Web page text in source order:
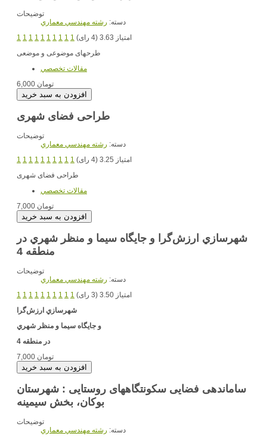
توضیحات
دسته: رشته مهندسي معماري
1 1 1 1 1 1 1 1 1 1
امتیاز 3.63 (4 رای)
طرحهای موضوعی و موضعی
مقالات تخصصي
6,000 تومان
طراحی فضای شهری
توضیحات
دسته: رشته مهندسي معماري
1 1 1 1 1 1 1 1 1 1
امتیاز 3.25 (4 رای)
طراحی فضای شهری
مقالات تخصصي
7,000 تومان
شهرسازي ارزش‌گرا و جايگاه سيما و منظر شهري در
منطقه 4
توضیحات
دسته: رشته مهندسي معماري
1 1 1 1 1 1 1 1 1 1
امتیاز 3.50 (3 رای)
شهرسازي ارزش‌گرا
و جايگاه سيما و منظر شهري
در منطقه 4
7,000 تومان
ساماندهی فضایی سکونتگاههای روستایی : شهرستان
بوکان، بخش سیمینه
توضیحات
دسته: رشته مهندسي معماري